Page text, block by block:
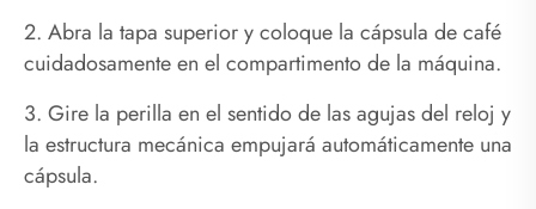
2. Abra la tapa superior y coloque la cápsula de café
cuidadosamente en el compartimento de la máquina.
3. Gire la perilla en el sentido de las agujas del reloj y
la estructura mecánica empujará automáticamente una
cápsula.